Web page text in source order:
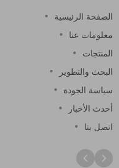
الصفحة الرئيسية
معلومات عنا
المنتجات
البحث والتطوير
سياسة الجودة
أحدث الأخبار
اتصل بنا